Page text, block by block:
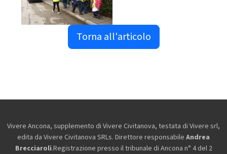
Torna all'articolo
Vivere Ancona, supplemento di Vivere Civitanova, testata di Vivere srl,
edita da Vivere Civitanova SRLs. Direttore responsabile Andrea
Brecciaroli.Registrazione presso il tribunale di Ancona n° 4 del 2